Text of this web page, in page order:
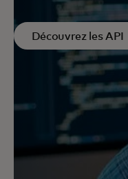
Découvrez les API